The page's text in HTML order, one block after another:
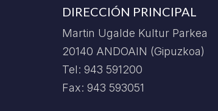
DIRECCIÓN PRINCIPAL
Martin Ugalde Kultur Parkea
20140 ANDOAIN (Gipuzkoa)
Tel: 943 591200
Fax: 943 593051